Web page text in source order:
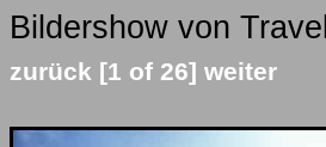
Bildershow von
zurück [1 of 26] weiter